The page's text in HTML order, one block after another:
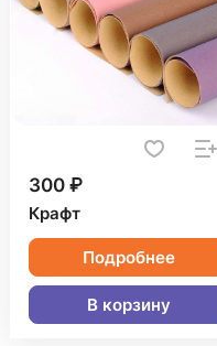
300 ₽
Крафт
Подробнее
В корзину